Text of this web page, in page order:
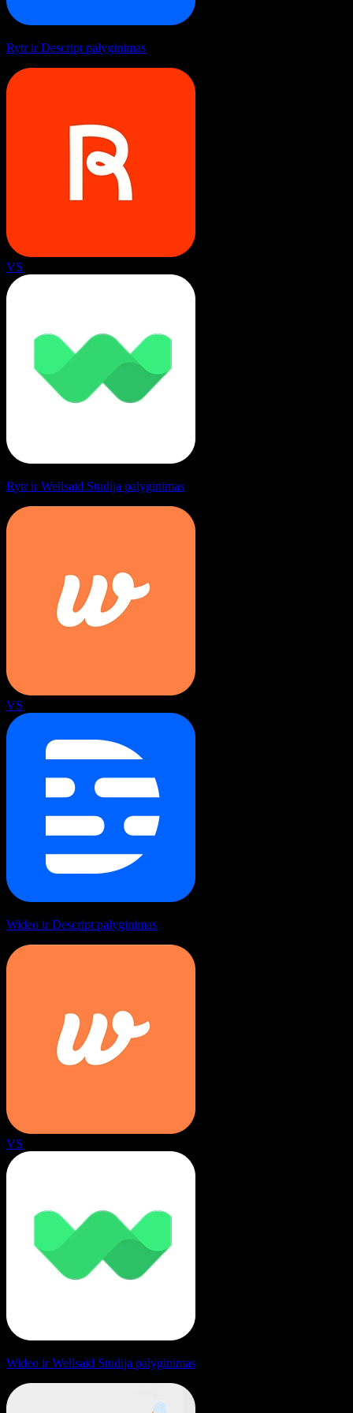
Rytr ir Descript palyginimas
VS
Rytr ir Wellsaid Studija palyginimas
VS
Wideo ir Descript palyginimas
VS
Wideo ir Wellsaid Studija palyginimas